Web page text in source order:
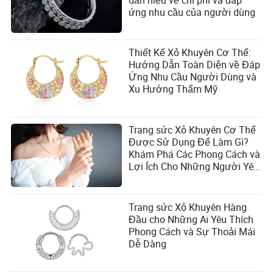
hơn so với xỏ khuyên tai đơn giản nhưng ít hơn so với
các khu vực nhạy cảm cao như đầu vú.
Quản lý Đau Trong và Sau Khi Xỏ
Khuyên Dưới Da
Mặc dù bạn không thể loại bỏ hoàn toàn cơn đau, bạn có
thể thực hiện một số bước để làm cho trải nghiệm thoải
mái nhất có thể. Chuẩn bị đúng cách và chăm sóc sau
cẩn thận là chìa khóa không chỉ để quản lý sự khó chịu
ứng nhu cầu của người dùng
Thiết Kế Xỏ Khuyên Cơ Thể:
Hướng Dẫn Toàn Diện về Đáp
Ứng Nhu Cầu Người Dùng và
Xu Hướng Thẩm Mỹ
Trang sức Xỏ Khuyên Cơ Thể
Được Sử Dụng Để Làm Gì?
Khám Phá Các Phong Cách và
Lợi Ích Cho Những Người Yêu
Trang sức Xỏ Khuyên Hàng
Đầu cho Những Ai Yêu Thích
Phong Cách và Sự Thoải Mái
Dễ Dàng